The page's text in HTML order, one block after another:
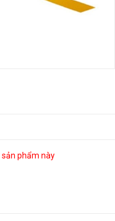
sản phẩm này